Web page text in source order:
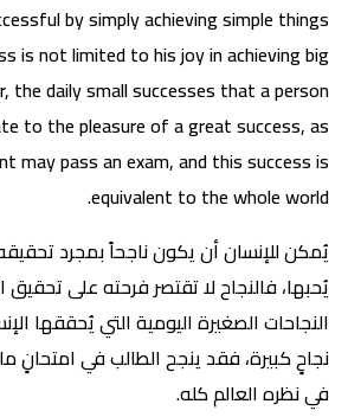
by simply achieving simple things
is not limited to his joy in achieving big
the daily small successes that a person
to the pleasure of a great success, as
may pass an exam, and this success is
equivalent to the whole world.
يُمكن للإنسان أن يكون ناجحاً بمجرد
يُحبها، فالنجاح لا تقتصر فرحته على تحقيق
النجاحات الصغيرة اليومية التي يُحققها
نجاحٍ كبيرة، فقد ينجح الطالب في امتحانٍ
في نظره العالم كله.